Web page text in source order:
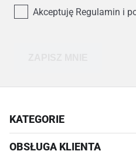
Akceptuję Regulamin i
KATEGORIE
AKCESORIA
OBSŁUGA KLIENTA